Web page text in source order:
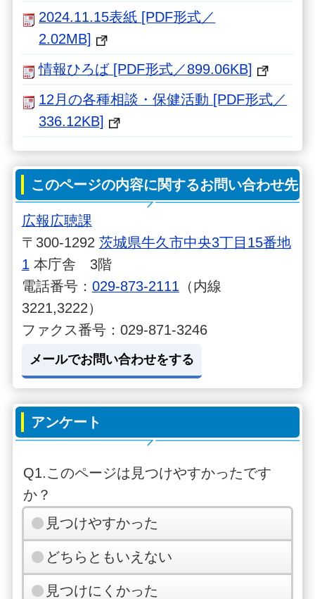
2024.11.15表紙 [PDF形式／
2.02MB]
情報ひろば [PDF形式／899.06KB]
12月の各種相談・保健活動 [PDF形式／
336.12KB]
このページの内容に関するお問い合わせ先
広報広聴課
〒300-1292 茨城県牛久市中央3丁目15番地
1 本庁舎 3階
電話番号： 029-873-2111 （内線
3221,3222）
ファクス番号：029-871-3246
メールでお問い合わせをする
アンケート
Q1.このページは見つけやすかったです
か？
見つけやすかった
どちらともいえない
見つけにくかった